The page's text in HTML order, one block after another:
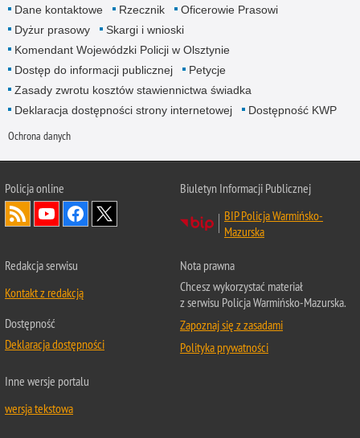
Dane kontaktowe Rzecznik
Oficerowie Prasowi
Dyżur prasowy
Skargi i wnioski
Komendant Wojewódzki Policji w Olsztynie
Dostęp do informacji publicznej
Petycje
Zasady zwrotu kosztów stawiennictwa świadka
Deklaracja dostępności strony internetowej
Dostępność KWP
Ochrona danych
Policja online
Biuletyn Informacji Publicznej
BIP Policja Warmińsko-
Mazurska
Redakcja serwisu
Kontakt z redakcją
Dostępność
Deklaracja dostępności
Nota prawna
Chcesz wykorzystać materiał
z serwisu Policja Warmińsko-Mazurska.
Zapoznaj się z zasadami
Polityka prywatności
Inne wersje portalu
wersja tekstowa